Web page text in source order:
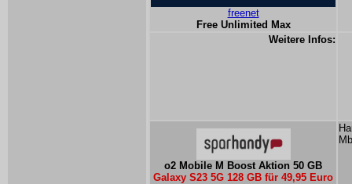
freenet
Free Unlimited Max
Weitere Infos:
o2 Mobile M Boost Aktion 50 GB
Galaxy S23 5G 128 GB für 49,95 Euro